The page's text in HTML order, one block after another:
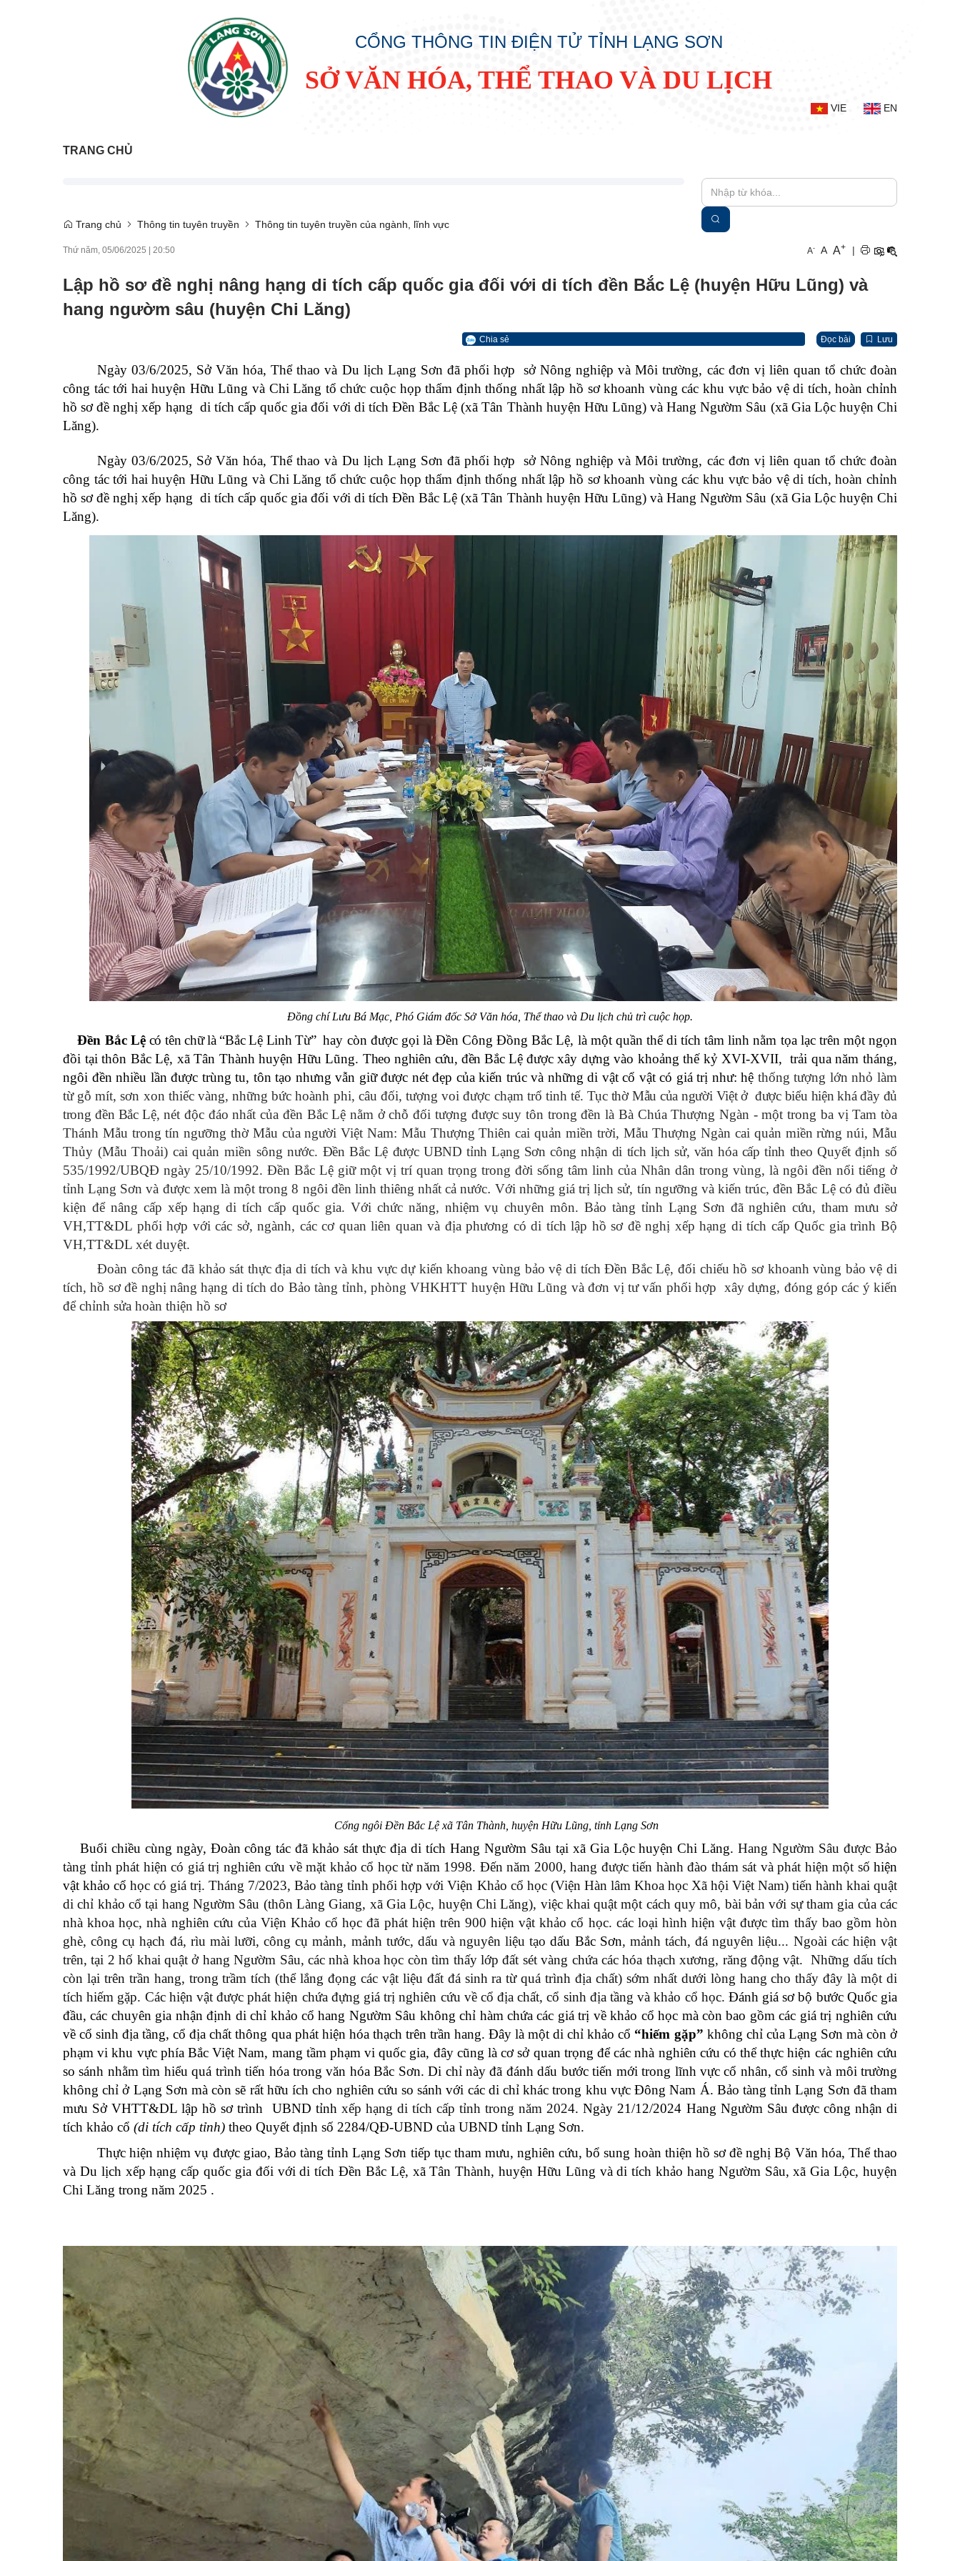
CỔNG THÔNG TIN ĐIỆN TỬ TỈNH LẠNG SƠN
SỞ VĂN HÓA, THỂ THAO VÀ DU LỊCH
VIE EN
TRANG CHỦ
Trang chủ Thông tin tuyên truyền Thông tin tuyên truyền của ngành, lĩnh vực
Thứ năm, 05/06/2025 | 20:50 A- A A+ |
Lập hồ sơ đề nghị nâng hạng di tích cấp quốc gia đối với di tích đền Bắc Lệ (huyện Hữu Lũng) và
hang ngườm sâu (huyện Chi Lăng)
Chia sẻ Đọc bài Lưu
Ngày 03/6/2025, Sở Văn hóa, Thể thao và Du lịch Lạng Sơn đã phối hợp sở Nông nghiệp và Môi trường, các đơn vị liên quan tổ chức đoàn
công tác tới hai huyện Hữu Lũng và Chi Lăng tổ chức cuộc họpthẩm địnhthống nhất lập hồ sơ khoanh vùng các khu vực bảo vệ di tích, hoàn chỉnh
hồ sơ đề nghị xếp hạng di tích cấp quốc gia đối với di tích Đền Bắc Lệ (xã Tân Thành huyện Hữu Lũng) và Hang Ngườm Sâu (xã Gia Lộc huyện Chi
Lăng).
Ngày 03/6/2025, Sở Văn hóa, Thể thao và Du lịch Lạng Sơn đã phối hợp sở Nông nghiệp và Môi trường, các đơn vị liên quan tổ chức đoàn
công tác tới hai huyện Hữu Lũng và Chi Lăng tổ chức cuộc họpthẩm địnhthống nhất lập hồ sơ khoanh vùng các khu vực bảo vệ di tích, hoàn chỉnh
hồ sơ đề nghị xếp hạng di tích cấp quốc gia đối với di tích Đền Bắc Lệ (xã Tân Thành huyện Hữu Lũng) và Hang Ngườm Sâu (xã Gia Lộc huyện Chi
Lăng).
Đồng chí Lưu Bá Mạc, Phó Giám đốc Sở Văn hóa, Thể thao và Du lịch chủ trì cuộc họp.
Đền Bắc Lệ có tên chữ là “Bắc Lệ Linh Từ” hay còn được gọi là Đền Công Đồng Bắc Lệ, là một quần thể di tích tâm linh nằm tọa lạc trên một ngọn
đồi tại thôn Bắc Lệ, xã Tân Thành huyện Hữu Lũng. Theo nghiên cứu, đền Bắc Lệ được xây dựng vào khoảng thế kỷ XVI-XVII, trải qua năm tháng,
ngôi đền nhiều lần được trùng tu, tôn tạo nhưng vẫn giữ được nét đẹp của kiến trúc và những di vật cổ vật có giá trị như: hệ thống tượng lớn nhỏ làm
từ gỗ mít, sơn xon thiếc vàng, những bức hoành phi, câu đối, tượng voi được chạm trổ tinh tế. Tục thờ Mẫu của người Việt ở được biểu hiện khá đầy đủ
trong đền Bắc Lệ, nét độc đáo nhất của đền Bắc Lệ nằm ở chỗ đối tượng được suy tôn trong đền là Bà Chúa Thượng Ngàn - một trong ba vị Tam tòa
Thánh Mẫu trong tín ngưỡng thờ Mẫu của người Việt Nam: Mẫu Thượng Thiên cai quản miền trời, Mẫu Thượng Ngàn cai quản miền rừng núi, Mẫu
Thủy (Mẫu Thoải) cai quản miền sông nước. Đền Bắc Lệ được UBND tỉnh Lạng Sơn công nhận di tích lịch sử, văn hóa cấp tỉnh theo Quyết định số
535/1992/UBQĐ ngày 25/10/1992. Đền Bắc Lệ giữ một vị trí quan trọng trong đời sống tâm linh của Nhân dân trong vùng, là ngôi đền nổi tiếng ở
tỉnh Lạng Sơn và được xem là một trong 8 ngôi đền linh thiêng nhất cả nước. Với những giá trị lịch sử, tín ngưỡng và kiến trúc, đền Bắc Lệ có đủ điều
kiện để nâng cấp xếp hạng di tích cấp quốc gia. Với chức năng, nhiệm vụ chuyên môn. Bảo tàng tỉnh Lạng Sơn đã nghiên cứu, tham mưu sở
VH,TT&DL phối hợp với các sở, ngành, các cơ quan liên quan và địa phương có di tích lập hồ sơ đề nghị xếp hạng di tích cấp Quốc gia trình Bộ
VH,TT&DL xét duyệt.
Đoàn công tác đã khảo sát thực địa di tích và khu vực dự kiến khoang vùng bảo vệ di tích Đền Bắc Lệ, đối chiếu hồ sơ khoanh vùng bảo vệ di
tích, hồ sơ đề nghị nâng hạng di tích do Bảo tàng tỉnh, phòng VHKHTT huyện Hữu Lũng và đơn vị tư vấn phối hợp xây dựng, đóng góp các ý kiến
để chỉnh sửa hoàn thiện hồ sơ
Cổng ngôi Đền Bắc Lệ xã Tân Thành, huyện Hữu Lũng, tỉnh Lạng Sơn
Buổi chiều cùng ngày, Đoàn công tác đã khảo sát thực địa di tích Hang Ngườm Sâu tại xã Gia Lộc huyện Chi Lăng.Hang Ngườm Sâu được Bảo
tàng tỉnh phát hiện có giá trị nghiên cứu về mặt khảo cổ học từ năm 1998. Đến năm 2000, hang được tiến hành đào thám sát và phát hiện một số hiện
vật khảo cổ học có giá trị. Tháng 7/2023, Bảo tàng tỉnh phối hợp với Viện Khảo cổ học (Viện Hàn lâm Khoa học Xã hội Việt Nam) tiến hành khai quật
di chỉ khảo cổ tại hang Ngườm Sâu (thôn Làng Giang, xã Gia Lộc, huyện Chi Lăng), việc khai quật một cách quy mô, bài bản với sự tham gia của các
nhà khoa học, nhà nghiên cứu của Viện Khảo cổ học đã phát hiện trên 900 hiện vật khảo cổ học. các loại hình hiện vật được tìm thấy bao gồm hòn
ghè, công cụ hạch đá, rìu mài lưỡi, công cụ mảnh, mảnh tước, dấu và nguyên liệu tạodấu Bắc Sơn, mảnh tách, đá nguyên liệu... Ngoài các hiện vật
trên, tại 2 hố khai quật ở hang Ngườm Sâu, các nhà khoa học còn tìm thấy lớp đất sét vàng chứa các hóa thạch xương, răng động vật. Những dấu tích
còn lại trên trần hang, trong trầm tích (thể lắng đọng các vật liệu đất đá sinh ra từ quá trình địa chất) sớm nhất dưới lòng hang cho thấy đây là một di
tích hiếm gặp. Các hiện vật được phát hiện chứa đựng giá trị nghiên cứu về cổ địa chất, cổ sinh địa tầng và khảo cổ học. Đánh giá sơ bộ bước Quốc gia
đầu, các chuyên gia nhận định di chỉ khảo cổ hang Ngườm Sâu không chỉ hàm chứa các giá trị về khảo cổ học mà còn bao gồm các giá trị nghiên cứu
về cổ sinh địa tầng, cổ địa chất thông qua phát hiện hóa thạch trên trần hang. Đây là một di chỉ khảo cổ “hiếm gặp” không chỉ của Lạng Sơn mà còn ở
phạm vi khu vực phía Bắc Việt Nam, mang tầm phạm vi quốc gia, đây cũng là cơ sở quan trọng để các nhà nghiên cứu có thể thực hiện các nghiên cứu
so sánh nhằm tìm hiểu quá trình tiến hóa trong văn hóa Bắc Sơn. Di chỉ này đã đánh dấu bước tiến mới trong lĩnh vực cổ nhân, cổ sinh và môi trường
không chỉ ở Lạng Sơn mà còn sẽ rất hữu ích cho nghiên cứu so sánh với các di chỉ khác trong khu vực Đông Nam Á. Bảo tàng tỉnh Lạng Sơn đã tham
mưu Sở VHTT&DL lập hồ sơ trình UBND tỉnh xếp hạng di tích cấp tỉnh trong năm 2024. Ngày 21/12/2024 Hang Ngườm Sâu được công nhận di
tích khảo cổ (di tích cấp tỉnh) theo Quyết định số 2284/QĐ-UBND của UBND tỉnh Lạng Sơn.
Thực hiện nhiệm vụ được giao, Bảo tàng tỉnh Lạng Sơn tiếp tục tham mưu, nghiên cứu, bổ sung hoàn thiện hồ sơ đề nghị Bộ Văn hóa, Thể thao
và Du lịch xếp hạng cấp quốc gia đối với di tích Đền Bắc Lệ, xã Tân Thành, huyện Hữu Lũng và di tích khảo hang Ngườm Sâu, xã Gia Lộc, huyện
Chi Lăng trong năm 2025 .